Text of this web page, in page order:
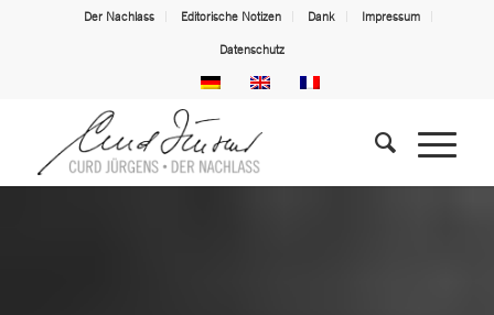
Der Nachlass Editorische Notizen Dank Impressum
Datenschutz